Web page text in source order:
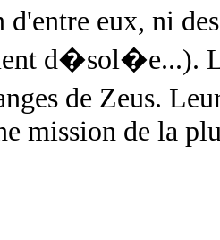
d'entre eux, ni
d�sol�e...).
de Zeus.
mission de la